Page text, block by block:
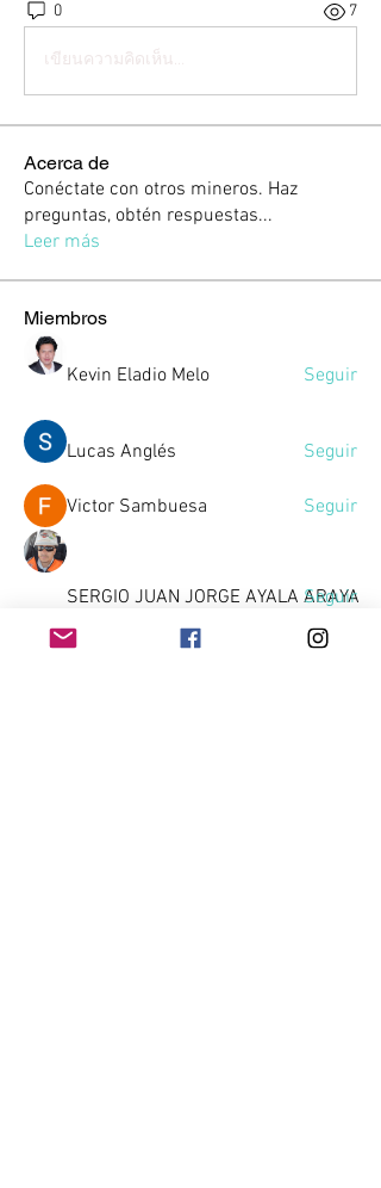
0 7
เขียนความคิดเห็น…
Acerca de
Conéctate con otros mineros. Haz
preguntas, obtén respuestas...
Leer más
Miembros
Kevin Eladio Melo Seguir
Lucas Anglés Seguir
Victor Sambuesa Seguir
SERGIO JUAN JORGE AYALA ARAYA
Seguir